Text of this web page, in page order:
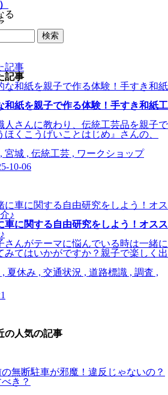
る
記事
記事
和紙を親子で作る体験！手すき和紙工
人さんに教わり、伝統工芸品を親子で
くこうげいことはじめ』さんの、
宮城 , 伝統工芸 , ワークショップ
10-06
車に関する自由研究をしよう！オスス
さんがテーマに悩んでいる時は一緒に
みてはいかがですか？親子で楽しく出
夏休み , 交通状況 , 道路標識 , 調査 ,
の人気の記事
無断駐車が邪魔！違反じゃないの？
き？